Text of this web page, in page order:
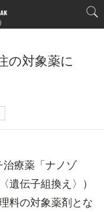
の対象薬に
療薬「ナノゾ
遺伝子組換え〉）
料の対象薬剤とな